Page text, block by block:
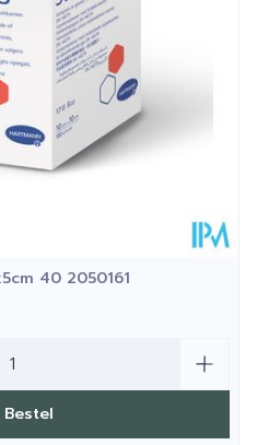
40 2050161
Bestel